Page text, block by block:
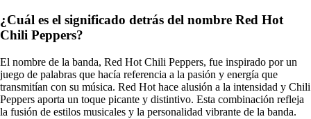
¿Cuál es el significado detrás del nombre Red Hot
Chili Peppers?
El nombre de la banda, Red Hot Chili Peppers, fue inspirado por un
juego de palabras que hacía referencia a la pasión y energía que
transmitían con su música. Red Hot hace alusión a la intensidad y Chili
Peppers aporta un toque picante y distintivo. Esta combinación refleja
la fusión de estilos musicales y la personalidad vibrante de la banda.